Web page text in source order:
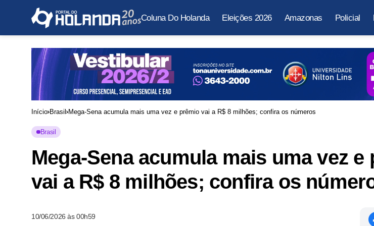
Coluna Do Holanda Eleições 2026 Amazonas Policial
Início Brasil Mega-Sena acumula mais uma vez e prêmio vai a R$ 8 milhões; confira os números
Brasil
Mega-Sena acumula mais uma vez e
vai a R$ 8 milhões; confira os
10/06/2026 às 00h59